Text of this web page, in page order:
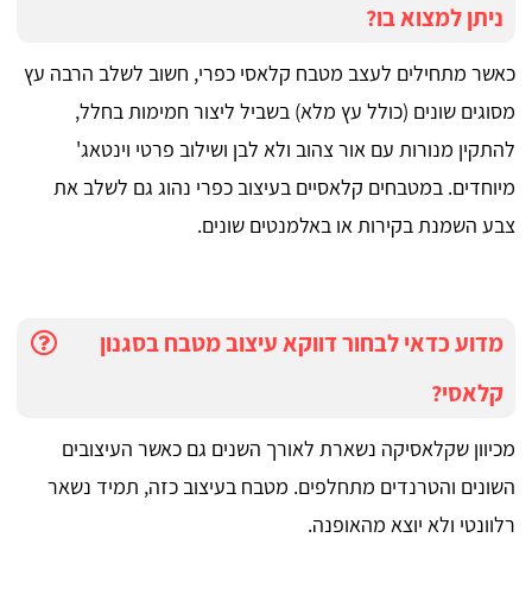
ניתן למצוא בו?
כאשר מתחילים לעצב מטבח קלאסי כפרי, חשוב לשלב הרבה עץ
מסוגים שונים (כולל עץ מלא) בשביל ליצור חמימות בחלל,
להתקין מנורות עם אור צהוב ולא לבן ושילוב פרטי וינטאג'
מיוחדים. במטבחים קלאסיים בעיצוב כפרי נהוג גם לשלב את
צבע השמנת בקירות או באלמנטים שונים.
מדוע כדאי לבחור דווקא עיצוב מטבח בסגנון
קלאסי?
מכיוון שקלאסיקה נשארת לאורך השנים גם כאשר העיצובים
השונים והטרנדים מתחלפים. מטבח בעיצוב כזה, תמיד נשאר
רלוונטי ולא יוצא מהאופנה.